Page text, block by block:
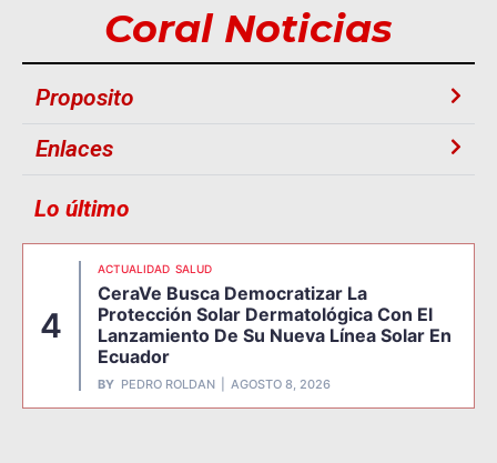
Coral Noticias
Proposito
Enlaces
Lo último
4
ACTUALIDAD SALUD
CeraVe Busca Democratizar La
Protección Solar Dermatológica Con El
Lanzamiento De Su Nueva Línea Solar En
Ecuador
BY PEDRO ROLDAN AGOSTO 8, 2026